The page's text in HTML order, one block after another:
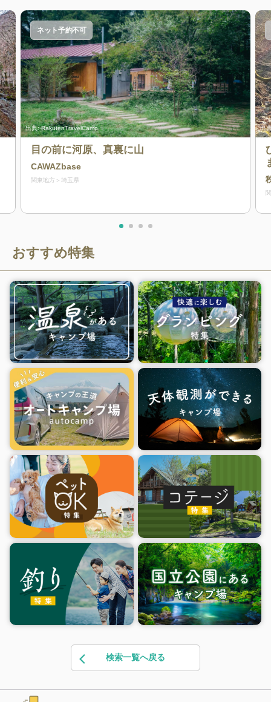
出典:RakutenTravelCamp
ネット予約不可
目の前に河原、真裏に山
CAWAZbase
関東地方 埼玉県
出
おすすめ特集
検索一覧へ戻る